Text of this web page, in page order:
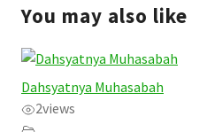
You may also like
Dahsyatnya Muhasabah
2views